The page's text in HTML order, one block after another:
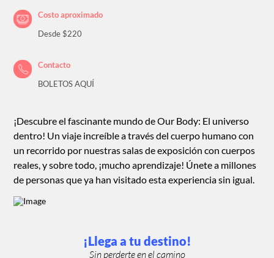
Costo aproximado
Desde $220
Contacto
BOLETOS AQUÍ
¡Descubre el fascinante mundo de Our Body: El universo
dentro! Un viaje increíble a través del cuerpo humano con
un recorrido por nuestras salas de exposición con cuerpos
reales, y sobre todo, ¡mucho aprendizaje! Únete a millones
de personas que ya han visitado esta experiencia sin igual.
¡Llega a tu destino!
Sin perderte en el camino